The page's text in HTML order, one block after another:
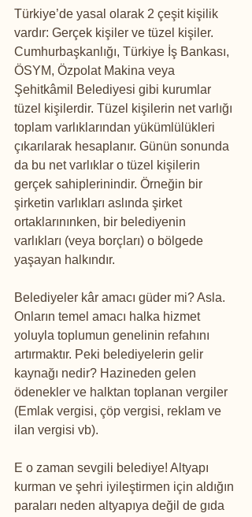
Türkiye’de yasal olarak 2 çeşit kişilik
vardır: Gerçek kişiler ve tüzel kişiler.
Cumhurbaşkanlığı, Türkiye İş Bankası,
ÖSYM, Özpolat Makina veya
Şehitkâmil Belediyesi gibi kurumlar
tüzel kişilerdir. Tüzel kişilerin net varlığı
toplam varlıklarından yükümlülükleri
çıkarılarak hesaplanır. Günün sonunda
da bu net varlıklar o tüzel kişilerin
gerçek sahiplerinindir. Örneğin bir
şirketin varlıkları aslında şirket
ortaklarınınken, bir belediyenin
varlıkları (veya borçları) o bölgede
yaşayan halkındır.
Belediyeler kâr amacı güder mi? Asla.
Onların temel amacı halka hizmet
yoluyla toplumun genelinin refahını
artırmaktır. Peki belediyelerin gelir
kaynağı nedir? Hazineden gelen
ödenekler ve halktan toplanan vergiler
(Emlak vergisi, çöp vergisi, reklam ve
ilan vergisi vb).
E o zaman sevgili belediye! Altyapı
kurman ve şehri iyileştirmen için aldığın
paraları neden altyapıya değil de gıda